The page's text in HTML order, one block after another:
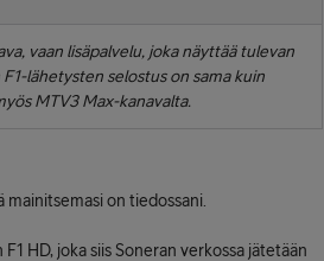
vaan lisäpalvelu, joka näyttää tulevan
lähetysten selostus on sama kuin
MTV3 Max-kanavalta.
mainitsemasi on tiedossani.
HD, joka siis Soneran verkossa jätetään